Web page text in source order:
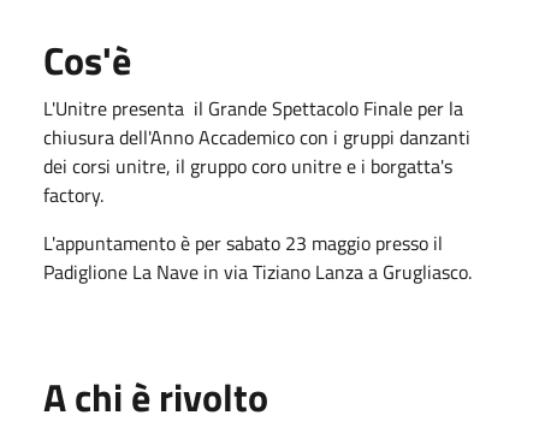
Cos'è
L'Unitre presenta il Grande Spettacolo Finale per la
chiusura dell'Anno Accademico con i gruppi danzanti
dei corsi unitre, il gruppo coro unitre e i borgatta's
factory.
L'appuntamento è per sabato 23 maggio presso il
Padiglione La Nave in via Tiziano Lanza a Grugliasco.
A chi è rivolto